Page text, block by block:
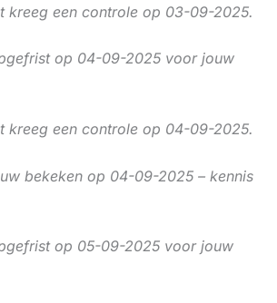
kreeg een controle op 03-09-2025.
op 04-09-2025 voor jouw
kreeg een controle op 04-09-2025.
bekeken op 04-09-2025 – kennis
op 05-09-2025 voor jouw